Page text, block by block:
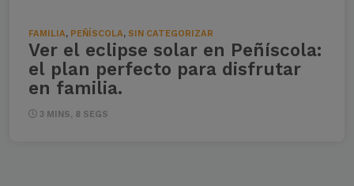
FAMILIA, PEÑÍSCOLA, SIN CATEGORIZAR
Ver el eclipse solar en Peñíscola:
el plan perfecto para disfrutar
en familia.
3 MINS, 8 SEGS